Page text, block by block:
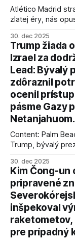
Atlético Madrid
zlatej éry, nás
30. dec 2025
Trump žiada
Izrael za
Lead: Bývalý
zdôraznil
ocenil prístup
pásme Gazy
Netanjahuom.
Content: Palm
Trump, bývalý
kľúčové pre
AFP informuje, že
podmienky
30. dec 2025
Kim Čong-un
pripravené
inšpekoval
raketometov,
pre prípadný